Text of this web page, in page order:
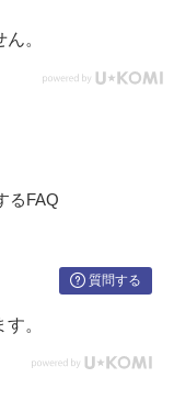
。
るFAQ
質問する
。